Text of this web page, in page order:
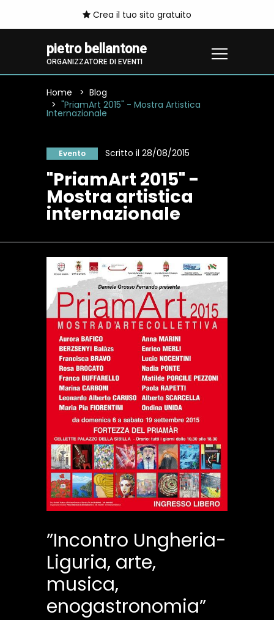
Crea il tuo sito gratuito
pietro bellantone
ORGANIZZATORE DI EVENTI
Home
Blog
"PriamArt 2015" - Mostra Artistica
Internazionale
Evento Scritto il 28/08/2015
"PriamArt 2015" -
Mostra artistica
internazionale
”Incontro Ungheria-
Liguria, arte,
musica,
enogastronomia”